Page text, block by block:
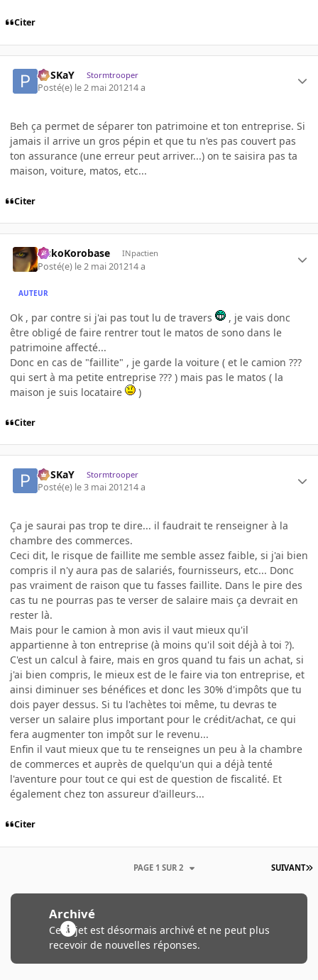
Citer
PoSKaY Stormtrooper
Posté(e) le 2 mai 201214 a
Beh ça permet de séparer ton patrimoine et ton entreprise. Si
jamais il arrive un gros pépin et que tu n'es pas couvert pas
ton assurance (une erreur peut arriver...) on te saisira pas ta
maison, voiture, matos, etc...
Citer
SiskoKorobase INpactien
Posté(e) le 2 mai 201214 a
AUTEUR
Ok , par contre si j'ai pas tout lu de travers
, je vais donc
être obligé de faire rentrer tout le matos de sono dans le
patrimoine affecté...
Donc en cas de "faillite" , je garde la voiture ( et le camion ???
qui sert à ma petite entreprise ??? ) mais pas le matos ( la
maison je suis locataire
)
Citer
PoSKaY Stormtrooper
Posté(e) le 3 mai 201214 a
Ça je saurai pas trop te dire... il faudrait te renseigner à la
chambre des commerces.
Ceci dit, le risque de faillite me semble assez faible, si j'ai bien
compris il n'y aura pas de salariés, fournisseurs, etc... Donc
pas vraiment de raison que tu fasses faillite. Dans le pire des
cas tu ne pourras pas te verser de salaire mais ça devrait en
rester là.
Mais pour le camion à mon avis il vaut mieux qu'il
appartienne à ton entreprise (à moins qu'il soit déjà à toi ?).
C'est un calcul à faire, mais en gros quand tu fais un achat, si
j'ai bien compris, le mieux est de le faire via ton entreprise, et
ainsi diminuer ses bénéfices et donc les 30% d'impôts que tu
dois payer dessus. Si tu l'achètes toi même, tu devras te
verser un salaire plus important pour le crédit/achat, ce qui
fera augmenter ton impôt sur le revenu...
Enfin il vaut mieux que tu te renseignes un peu à la chambre
de commerces et auprès de quelqu'un qui a déjà tenté
l'aventure pour tout ce qui est de question de fiscalité. Et
également chez ton assureur d'ailleurs...
Citer
SUIVANT
PAGE 1 SUR 2
Archivé
Ce sujet est désormais archivé et ne peut plus
recevoir de nouvelles réponses.